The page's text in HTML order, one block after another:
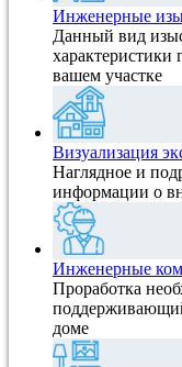
Инженерные
Данный вид
характеристики
вашем участке
Визуализация
Наглядное и
информации о
Инженерные
Проработка
доме